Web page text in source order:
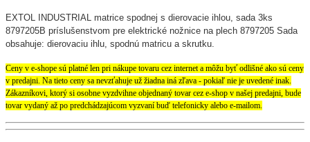
EXTOL INDUSTRIAL matrice spodnej s dierovacie ihlou, sada 3ks
8797205B príslušenstvom pre elektrické nožnice na plech 8797205 Sada
obsahuje: dierovaciu ihlu, spodnú matricu a skrutku.
Ceny v e-shope sú platné len pri nákupe tovaru cez internet a môžu byť odlišné ako sú ceny
v predajni. Na tieto ceny sa nevzťahuje už žiadna iná zľava - pokiaľ nie je uvedené inak.
Zákazníkovi, ktorý si osobne vyzdvihne objednaný tovar cez e-shop v našej predajni, bude
tovar vydaný až po predchádzajúcom vyzvaní buď telefonicky alebo e-mailom.